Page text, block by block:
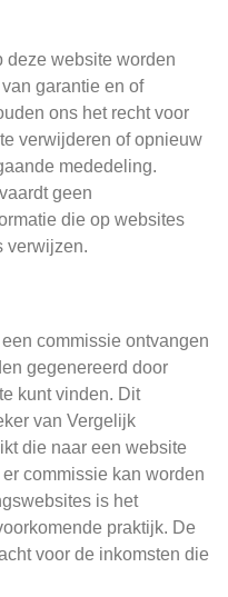
deze website worden
garantie en of
ons het recht voor
verwijderen of opnieuw
mededeling.
geen
die op websites
verwijzen.
commissie ontvangen
gegenereerd door
kunt vinden. Dit
van Vergelijk
die naar een website
commissie kan worden
is het
praktijk. De
voor de inkomsten die